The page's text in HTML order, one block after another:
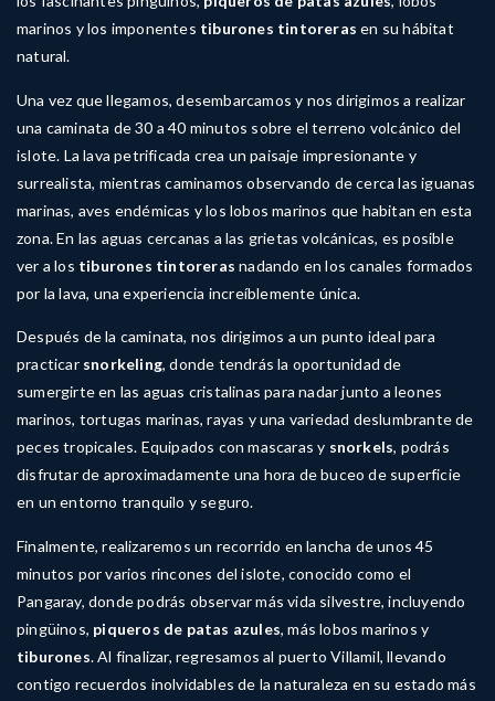
marinos y los imponentes tiburones tintoreras en su hábitat
natural.
Una vez que llegamos, desembarcamos y nos dirigimos a realizar
una caminata de 30 a 40 minutos sobre el terreno volcánico del
islote. La lava petrificada crea un paisaje impresionante y
surrealista, mientras caminamos observando de cerca las iguanas
marinas, aves endémicas y los lobos marinos que habitan en esta
zona. En las aguas cercanas a las grietas volcánicas, es posible
ver a los tiburones tintoreras nadando en los canales formados
por la lava, una experiencia increíblemente única.
Después de la caminata, nos dirigimos a un punto ideal para
practicar snorkeling, donde tendrás la oportunidad de
sumergirte en las aguas cristalinas para nadar junto a leones
marinos, tortugas marinas, rayas y una variedad deslumbrante de
peces tropicales. Equipados con mascaras y snorkels, podrás
disfrutar de aproximadamente una hora de buceo de superficie
en un entorno tranquilo y seguro.
Finalmente, realizaremos un recorrido en lancha de unos 45
minutos por varios rincones del islote, conocido como el
Pangaray, donde podrás observar más vida silvestre, incluyendo
pingüinos, piqueros de patas azules, más lobos marinos y
tiburones. Al finalizar, regresamos al puerto Villamil, llevando
contigo recuerdos inolvidables de la naturaleza en su estado más